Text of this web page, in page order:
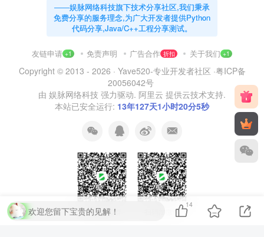
——娱脉网络科技旗下技术分享社区,我们秉承
免费分享的服务理念,为广大开发者提供Python
代码分享,Java/C++工程分享测试。
友链申请 +1 免责声明 广告合作 折扣 关于我们 +1
Copyright © 2013 - 2026 · Yave520-专业开发者社区 ·粤ICP备
20056042号
由 娱脉网络科技 强力驱动. 阿里云 提供云技术支持.
本站已安全运行: 13年127天1小时20分6秒
扫码加QQ群 扫码加微信
欢迎您留下宝贵的见解！
14